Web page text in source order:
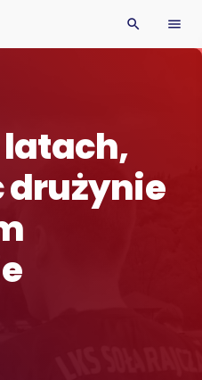
search menu
drużynie